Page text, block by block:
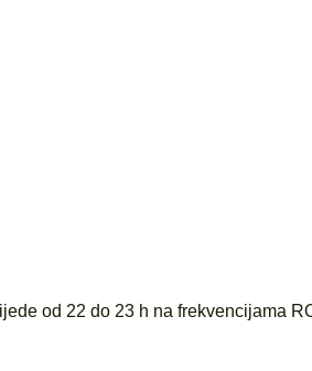
od 22 do 23 h na frekvencijama